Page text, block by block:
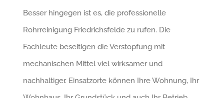
Besser hingegen ist es, die professionelle
Rohrreinigung Friedrichsfelde zu rufen. Die
Fachleute beseitigen die Verstopfung mit
mechanischen Mittel viel wirksamer und
nachhaltiger. Einsatzorte können Ihre Wohnung, Ihr